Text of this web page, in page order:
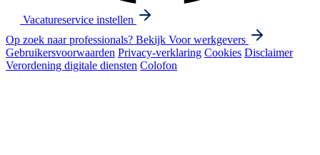
Vacatureservice instellen
Op zoek naar professionals? Bekijk Voor werkgevers
Gebruikersvoorwaarden Privacy-verklaring Cookies Disclaimer
Verordening digitale diensten Colofon